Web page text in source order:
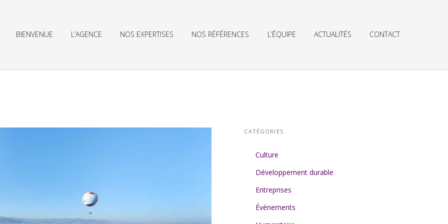
BIENVENUE L’AGENCE NOS EXPERTISES NOS RÉFÉRENCES L’ÉQUIPE ACTUALITÉS CONTACT
CATÉGORIES
Culture
Développement durable
Entreprises
Événements